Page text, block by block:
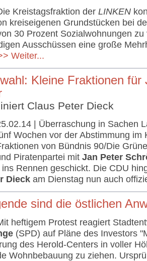
Kreistagsfraktion der LINKEN
kreiseigenen Grundstücken bei
30 Prozent Sozialwohnungen
Ausschüssen eine große
Weiter...
Kleine Fraktionen für
Claus Peter Dieck
| Überraschung in Sachen
Wochen vor der Abstimmung im
von Bündnis 90/Die
Piratenpartei mit Jan Peter
Rennen geschickt. Die CDU
Dieck am Dienstag nun auch
sind die östlichen
heftigem Protest reagiert
(SPD) auf Pläne des Investors
des Herold-Centers in voller
Wohnbebauung zu ziehen.